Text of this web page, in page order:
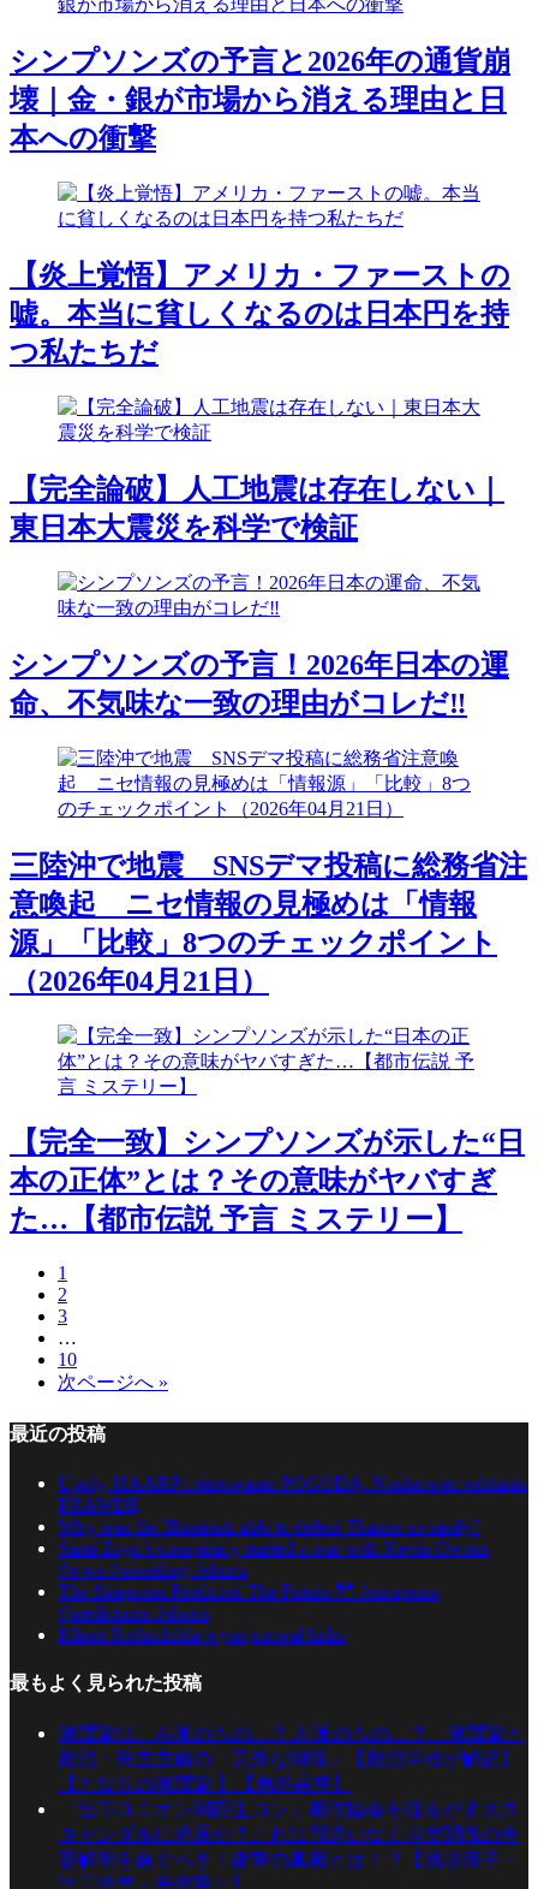
シンプソンズの予言と2026年の通貨崩
壊｜金・銀が市場から消える理由と日
本への衝撃
【炎上覚悟】アメリカ・ファーストの
嘘。本当に貧しくなるのは日本円を持
つ私たちだ
【完全論破】人工地震は存在しない｜
東日本大震災を科学で検証
シンプソンズの予言！2026年日本の運
命、不気味な一致の理由がコレだ‼︎
三陸沖で地震 SNSデマ投稿に総務省注
意喚起 ニセ情報の見極めは「情報
源」「比較」8つのチェックポイント
（2026年04月21日）
【完全一致】シンプソンズが示した“日
本の正体”とは？その意味がヤバすぎ
た…【都市伝説 予言 ミステリー】
1
2
3
…
10
次ページへ »
最近の投稿
Upały, HAARP i sterowanie POGODĄ. Naukowiec odsłania
PRAWDĘ
Why was the Illuminati able to defeat Thanos so easily?
Sami Zayn’s conspiracy started a war with Kevin Owens
#wwe #wrestling #shorts
The Simpsons Predicted The Future 🤯 #simpsons
#predictions #shorts
Klient Rothschilda wynajmował ludzi
最もよく見られた投稿
陰謀論は、右派のもの…？ 左派のもの…？ 陰謀論と
政治・民主主義の「意外な関係」【政治学者が解説】
【となりの陰謀論 】【烏谷昌幸】
「連帯ユニオン関西生コン」相撲協会を揺るがす大ス
キャンダルに発展か？これは間違いなく事実関係の全
容解明を急ぐべき！衝撃の真相とは！？【池坊保子・